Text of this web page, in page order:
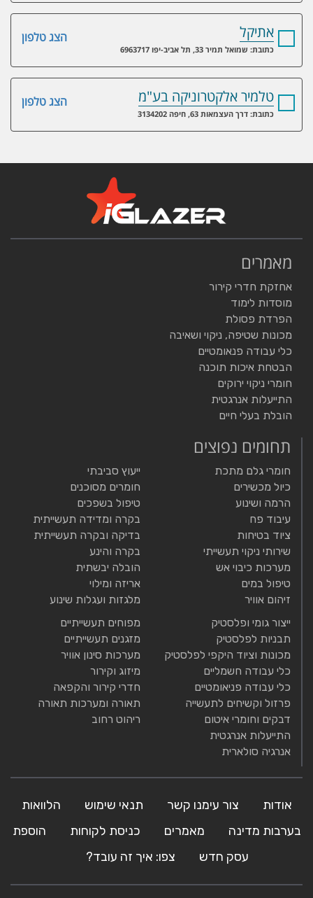
הצג טלפון אתיקל
כתובת: שמואל תמיר 33, תל אביב-יפו 6963717
הצג טלפון טלמיר אלקטרוניקה בע"מ
כתובת: דרך העצמאות 63, חיפה 3134202
מאמרים
אחזקת חדרי קירור
מוסדות לימוד
הפרדת פסולת
מכונות שטיפה, ניקוי ושאיבה
כלי עבודה פנאומטיים
הבטחת איכות תוכנה
חומרי ניקוי ירוקים
התייעלות אנרגטית
הובלת בעלי חיים
תחומים נפוצים
חומרי גלם מתכת
כיול מכשירים
הרמה ושינוע
עיבוד פח
ציוד בטיחות
שירותי ניקוי תעשייתי
מערכות כיבוי אש
טיפול במים
זיהום אוויר
ייעוץ סביבתי
חומרים מסוכנים
טיפול בשפכים
בקרה ומדידה תעשייתית
בדיקה ובקרה תעשייתית
בקרה והינע
הובלה יבשתית
אריזה ומילוי
מלגזות ועגלות שינוע
ייצור גומי ופלסטיק
תבניות לפלסטיק
מכונות וציוד היקפי לפלסטיק
כלי עבודה חשמליים
כלי עבודה פניאומטיים
פרזול וקשיחים לתעשייה
דבקים וחומרי איטום
התייעלות אנרגטית
אנרגיה סולארית
מפוחים תעשייתיים
מזגנים תעשייתיים
מערכות סינון אוויר
מיזוג וקירור
חדרי קירור והקפאה
תאורה ומערכות תאורה
ריהוט רחוב
אודות צור עימנו קשר תנאי שימוש
הלוואות
בערבות מדינה
מאמרים כניסת לקוחות
הוספת
עסק חדש
צפו: איך זה עובד?